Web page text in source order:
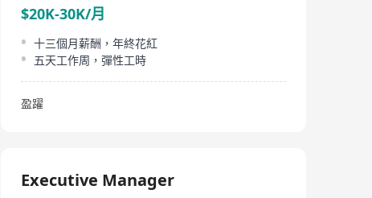
$20K-30K/月
十三個月薪酬，年終花紅
五天工作周，彈性工時
盈躍
Executive Manager